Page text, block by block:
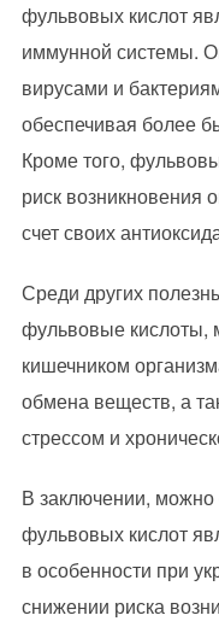
фульвовых кислот
иммунной системы.
вирусами и
обеспечивая более
Кроме того,
риск возникновения
счет своих
Среди других
фульвовые кислоты,
кишечником
обмена веществ, а
стрессом и
В заключении, можно
фульвовых кислот
в особенности при
снижении риска